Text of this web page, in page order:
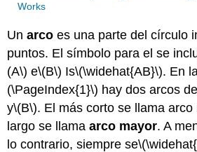
Works
Unarco es una parte del círculo
puntos. El símbolo para el se
(A\) e\(B\) Is\(\widehat{AB}\). En
(\PageIndex{1}\) hay dos arcos
y\(B\). El más corto se llama
largo se llamaarco mayor. A
lo contrario, siempre se